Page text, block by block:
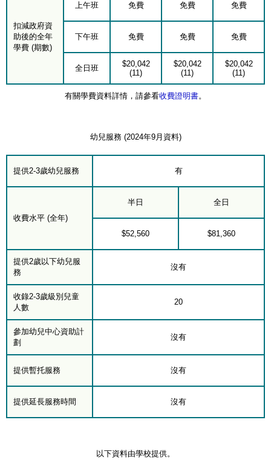
扣減政府資
助後的全年
學費 (期數)
上午班 免費 免費 免費
下午班 免費 免費 免費
全日班
$20,042
(11)
$20,042
(11)
$20,042
(11)
有關學費資料詳情，請參看收費證明書。
幼兒服務 (2024年9月資料)
提供2-3歲幼兒服務 有
收費水平 (全年)
半日 全日
$52,560 $81,360
提供2歲以下幼兒服
務
沒有
收錄2-3歲級別兒童
人數
20
參加幼兒中心資助計
劃
沒有
提供暫托服務 沒有
提供延長服務時間 沒有
以下資料由學校提供。